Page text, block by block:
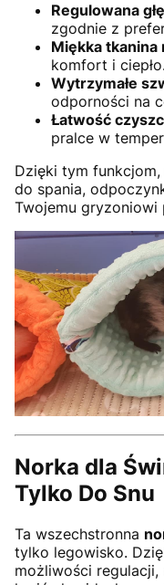
Regulowana
zgodnie z
Miękka tkanina
komfort i
Wytrzymałe
odporności na
Łatwość
pralce w
Dzięki tym
do spania,
Twojemu gryzoniowi
Norka dla
Tylko Do Snu
Ta wszechstronna
tylko legowisko.
możliwości regulacji,